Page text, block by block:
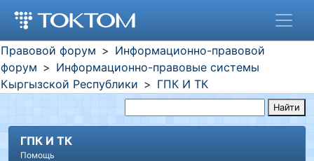
Правовой форум
Информационно-правовой
форум
Информационно-правовые системы
Кыргызской Республики
ГПК И ТК
Найти
ГПК И ТК
Помощь